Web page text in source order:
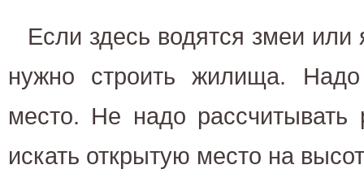
Если здесь водятся змеи
нужно строить жилища.
место. Не надо
искать открытую место на